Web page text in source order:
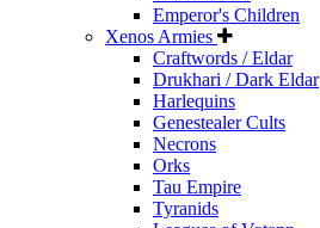
Emperor's Children
Xenos Armies
Craftwords / Eldar
Drukhari / Dark Eldar
Harlequins
Genestealer Cults
Necrons
Orks
Tau Empire
Tyranids